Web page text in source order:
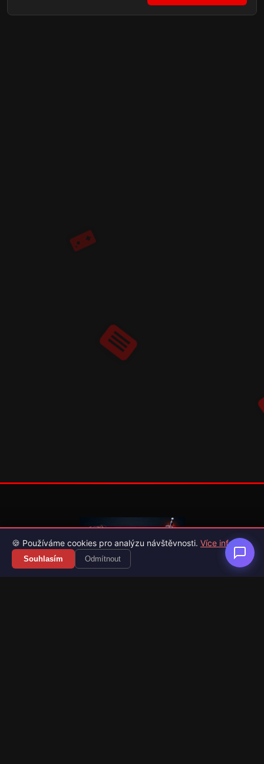
Váš průvodce světem videoher. Novinky, recenze a česko-
slovenské překlady her.
🍪 Používáme cookies pro analýzu návštěvnosti. Více info
Souhlasím Odmítnout